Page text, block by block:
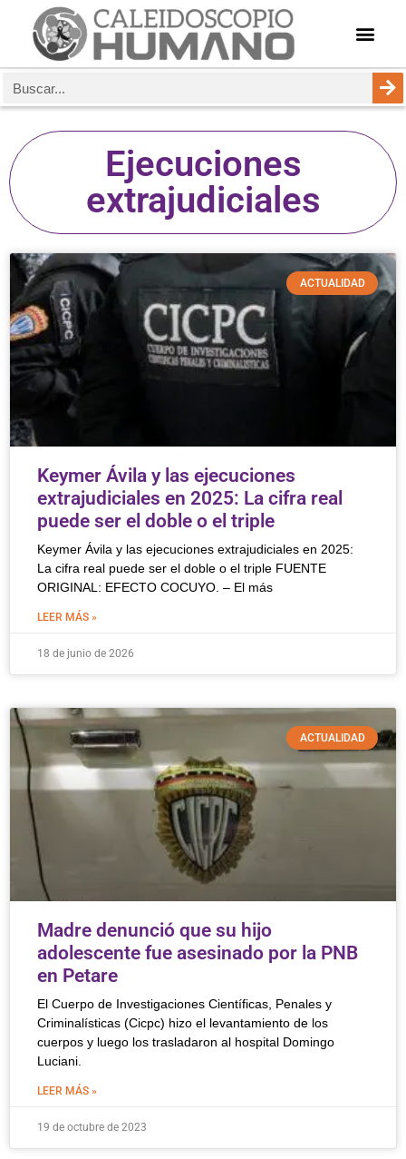
Ejecuciones
extrajudiciales
ACTUALIDAD
Keymer Ávila y las ejecuciones
extrajudiciales en 2025: La cifra real
puede ser el doble o el triple
Keymer Ávila y las ejecuciones extrajudiciales en 2025:
La cifra real puede ser el doble o el triple FUENTE
ORIGINAL: EFECTO COCUYO. – El más
LEER MÁS »
18 de junio de 2026
ACTUALIDAD
Madre denunció que su hijo
adolescente fue asesinado por la PNB
en Petare
El Cuerpo de Investigaciones Científicas, Penales y
Criminalísticas (Cicpc) hizo el levantamiento de los
cuerpos y luego los trasladaron al hospital Domingo
Luciani.
LEER MÁS »
19 de octubre de 2023